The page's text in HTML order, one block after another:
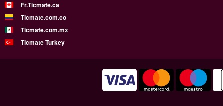
Fr.Ticmate.ca
Ticmate.com.co
Ticmate.com.mx
Ticmate Turkey